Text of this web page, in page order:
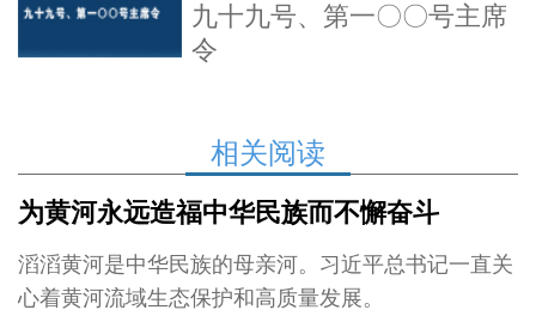
九十九号、第一〇〇号主席
令
相关阅读
为黄河永远造福中华民族而不懈奋斗
滔滔黄河是中华民族的母亲河。习近平总书记一直关
心着黄河流域生态保护和高质量发展。